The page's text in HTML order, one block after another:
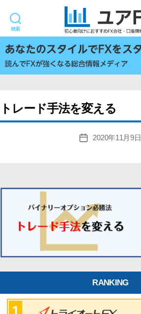
検索
ユ
ア
FX
トレード手法を変える
投
2020年11月9日
RANKING